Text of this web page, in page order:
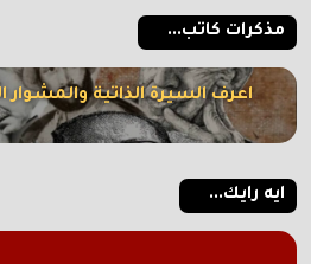
مذكرات كاتب...
اعرف السيرة الذاتية والمشوار
ايه رايك...